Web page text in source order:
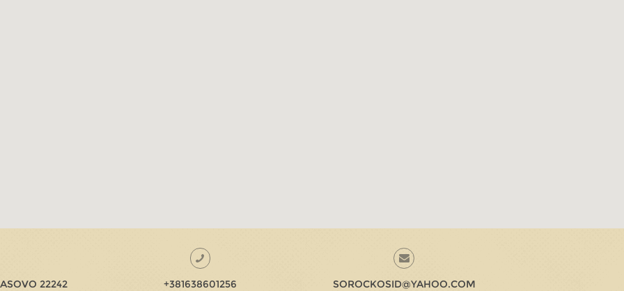
22242 +381638601256 SOROCKOSID@YAHOO.COM